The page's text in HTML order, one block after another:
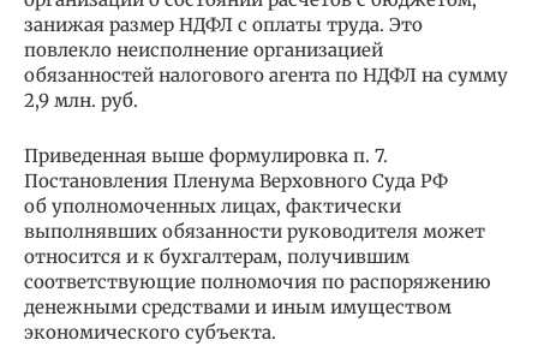
занижая размер НДФЛ с оплаты труда. Это
повлекло неисполнение организацией
обязанностей налогового агента по НДФЛ на сумму
2,9 млн. руб.
Приведенная выше формулировка п. 7.
Постановления Пленума Верховного Суда РФ
об уполномоченных лицах, фактически
выполнявших обязанности руководителя может
относится и к бухгалтерам, получившим
соответствующие полномочия по распоряжению
денежными средствами и иным имуществом
экономического субъекта.